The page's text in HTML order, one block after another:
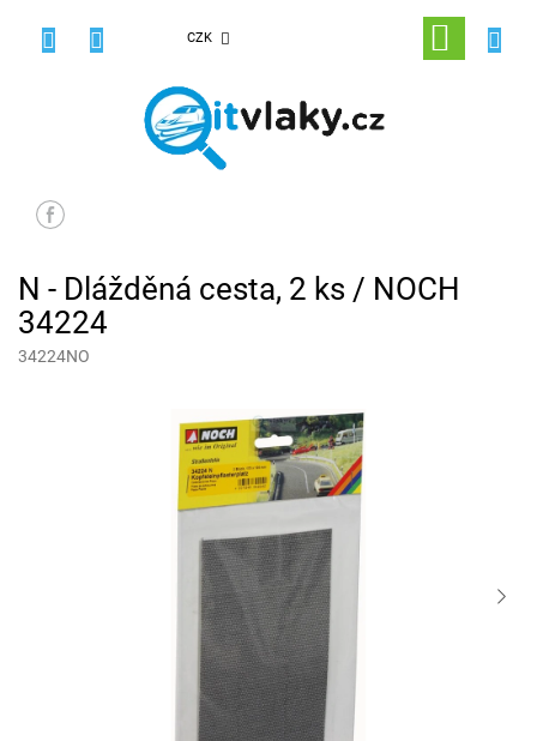
CZK
NÁKUPNÍ
KOŠÍK
N - Dlážděná cesta, 2 ks / NOCH
34224
34224NO